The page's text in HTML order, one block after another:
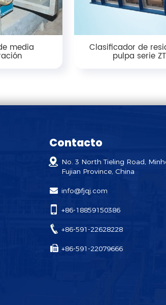
media Clasificador de
pulpa serie
Contacto
No. 3 North Tieling Road,
Fujian Province, China
info@fjqj.com
+86-18859150386
+86-591-22628228
+86-591-22079666